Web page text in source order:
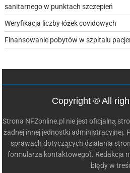
sanitarnego w punktach szczepień
Weryfikacja liczby łóżek covidowych
Finansowanie pobytów w szpitalu
Copyright © All
Strona NFZonline.pl nie jest oficjalną
żadnej innej jednostki administracyjnej.
sprawach dotyczących działania
formularza kontaktowego). Redakcja
błędy w